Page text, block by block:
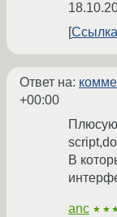
Ссылка
Ответ на:
+00:00
В
anc